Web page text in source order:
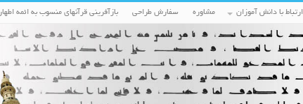
ارتباط با دانش آموزان مشاوره سفارش طراحی بازآفرینی قرآنهای منسوب به ائمه اطهار